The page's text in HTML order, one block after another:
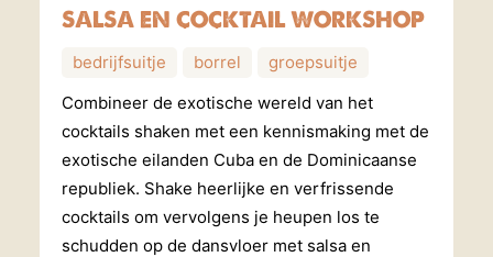
SALSA EN COCKTAIL WORKSHOP
bedrijfsuitje borrel
groepsuitje
Combineer de exotische wereld van het
cocktails shaken met een kennismaking met de
exotische eilanden Cuba en de Dominicaanse
republiek. Shake heerlijke en verfrissende
cocktails om vervolgens je heupen los te
schudden op de dansvloer met salsa en